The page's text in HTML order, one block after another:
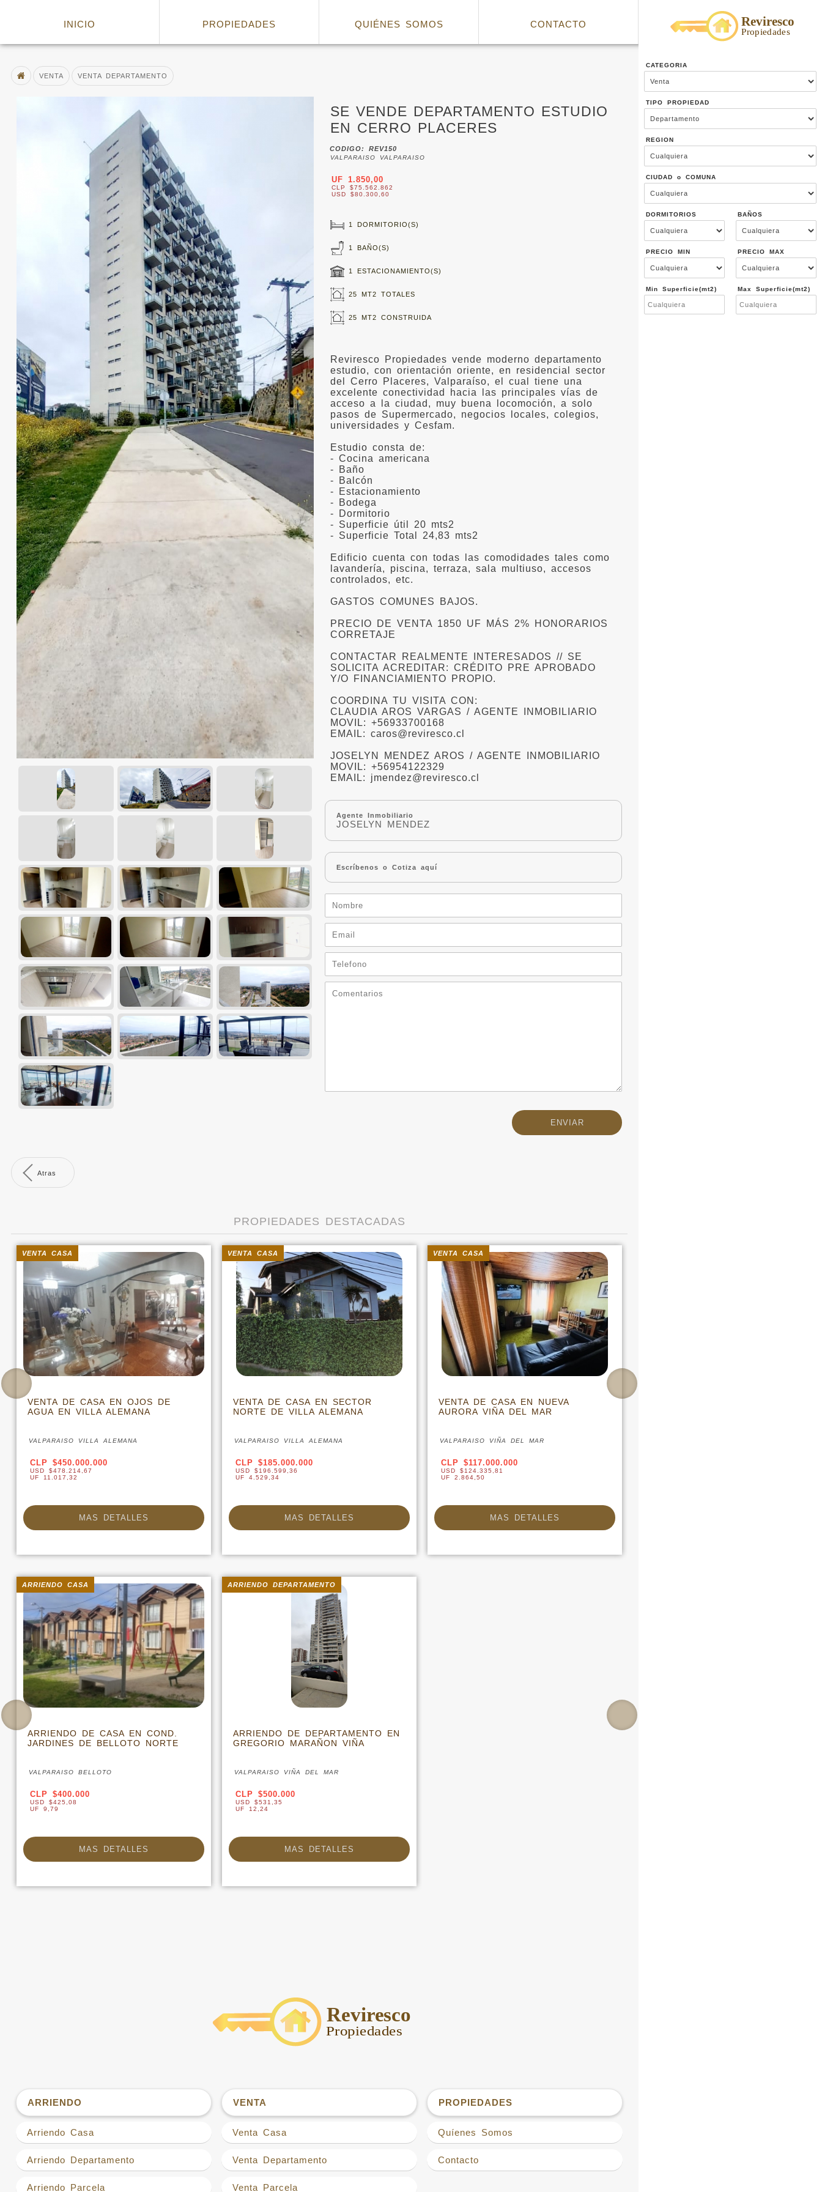
INICIO PROPIEDADES QUIÉNES SOMOS CONTACTO
CATEGORIA
TIPO PROPIEDAD
REGION
CIUDAD o COMUNA
DORMITORIOS BAÑOS
PRECIO MIN PRECIO MAX
Min Superficie(mt2) Max Superficie(mt2)
VENTA VENTA DEPARTAMENTO
SE VENDE DEPARTAMENTO ESTUDIO
EN CERRO PLACERES
CODIGO: REV150
VALPARAISO VALPARAISO
UF 1.850,00
CLP $75.562.862
USD $80.300,60
1 DORMITORIO(S)
1 BAÑO(S)
1 ESTACIONAMIENTO(S)
25 MT2 TOTALES
25 MT2 CONSTRUIDA
Reviresco Propiedades vende moderno departamento
estudio, con orientación oriente, en residencial sector
del Cerro Placeres, Valparaíso, el cual tiene una
excelente conectividad hacia las principales vías de
acceso a la ciudad, muy buena locomoción, a solo
pasos de Supermercado, negocios locales, colegios,
universidades y Cesfam.
Estudio consta de:
- Cocina americana
- Baño
- Balcón
- Estacionamiento
- Bodega
- Dormitorio
- Superficie útil 20 mts2
- Superficie Total 24,83 mts2
Edificio cuenta con todas las comodidades tales como
lavandería, piscina, terraza, sala multiuso, accesos
controlados, etc.
GASTOS COMUNES BAJOS.
PRECIO DE VENTA 1850 UF MÁS 2% HONORARIOS
CORRETAJE
CONTACTAR REALMENTE INTERESADOS // SE
SOLICITA ACREDITAR: CRÉDITO PRE APROBADO
Y/O FINANCIAMIENTO PROPIO.
COORDINA TU VISITA CON:
CLAUDIA AROS VARGAS / AGENTE INMOBILIARIO
MOVIL: +56933700168
EMAIL: caros@reviresco.cl
JOSELYN MENDEZ AROS / AGENTE INMOBILIARIO
MOVIL: +56954122329
EMAIL: jmendez@reviresco.cl
Agente Inmobiliario
JOSELYN MENDEZ
Escríbenos o Cotiza aquí
Atras
PROPIEDADES DESTACADAS
VENTA DE CASA EN OJOS DE
AGUA EN VILLA ALEMANA
VALPARAISO VILLA ALEMANA
VENTA CASA
CLP $450.000.000
USD $478.214,67
UF 11.017,32
MAS DETALLES
VENTA DE CASA EN SECTOR
NORTE DE VILLA ALEMANA
VALPARAISO VILLA ALEMANA
VENTA CASA
CLP $185.000.000
USD $196.599,36
UF 4.529,34
MAS DETALLES
VENTA DE CASA EN NUEVA
AURORA VIÑA DEL MAR
VALPARAISO VIÑA DEL MAR
VENTA CASA
CLP $117.000.000
USD $124.335,81
UF 2.864,50
MAS DETALLES
ARRIENDO DE CASA EN COND.
JARDINES DE BELLOTO NORTE
VALPARAISO BELLOTO
ARRIENDO CASA
CLP $400.000
USD $425,08
UF 9,79
MAS DETALLES
ARRIENDO DE DEPARTAMENTO EN
GREGORIO MARAÑON VIÑA
VALPARAISO VIÑA DEL MAR
ARRIENDO DEPARTAMENTO
CLP $500.000
USD $531,35
UF 12,24
MAS DETALLES
ARRIENDO
Arriendo Casa
Arriendo Departamento
Arriendo Parcela
VENTA
Venta Casa
Venta Departamento
Venta Parcela
PROPIEDADES
Quíenes Somos
Contacto